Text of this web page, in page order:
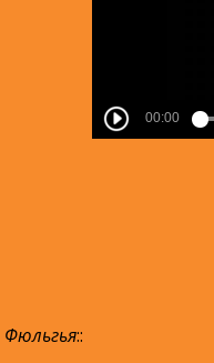
Фюльгья::